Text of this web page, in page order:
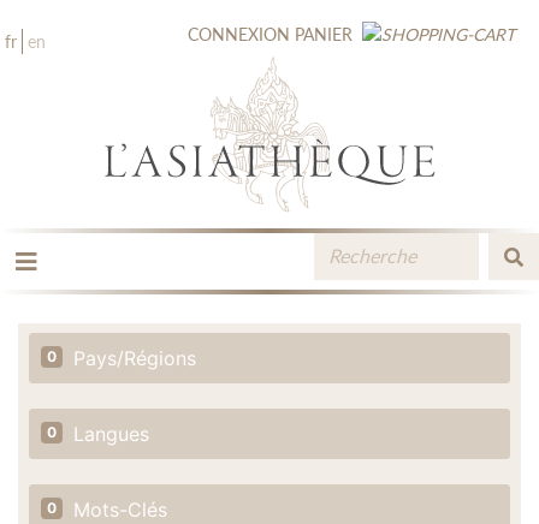
fr en CONNEXION PANIER
LES ÉDITIONS
LA LIBRAIRIE
CATALOGUE
MÉDIATHÈQUE
NOUVEAUTÉS / À PARAÎTRE
0 Pays/Régions
0 Langues
0 Mots-Clés